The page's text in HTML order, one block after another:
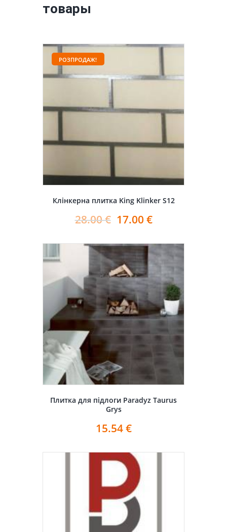
товары
РОЗПРОДАЖ!
Клінкерна плитка King Klinker S12
28.00€ 17.00 €
Плитка для підлоги Paradyz Taurus
Grys
15.54€